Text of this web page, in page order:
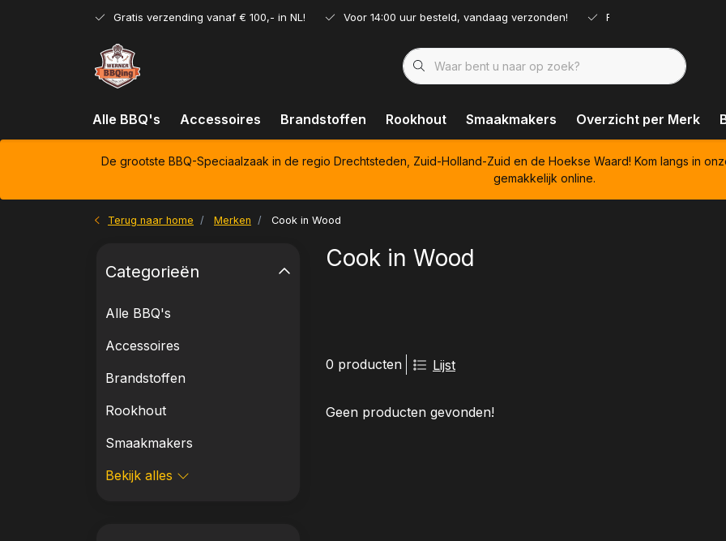
Gratis verzending vanaf € 100,- in NL! Voor 14:00 uur besteld, vandaag verzonden! Ruim assortiment!
Alle BBQ's Accessoires Brandstoffen Rookhout Smaakmakers Overzicht per Merk
De grootste BBQ-Speciaalzaak in de regio Drechtsteden, Zuid-Holland-Zuid en de Hoekse Waard! Kom langs in
gemakkelijk online.
Terug naar home Merken Cook in Wood
Cook in Wood
0 producten Lijst
Geen producten gevonden!
Categorieën
Alle BBQ's
Accessoires
Brandstoffen
Rookhout
Smaakmakers
Bekijk alles